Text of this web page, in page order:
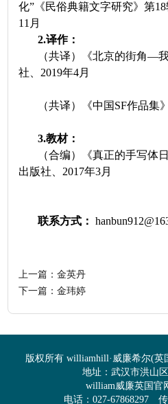
化” 《民俗典籍文字研究》第
11月
2.译作：
（共译）《北京的街角—我
社、2019年4月
（共译）《中国SF作品集
3.教材：
（合编）《真正的手写体
出版社、 2017年3月
联系方式：
上一篇：金英丹
下一篇：金玮婷
版权所有 williamhill·威廉希尔(英
地址：武汉市洪山
william威廉英国官
电话：027-67868297 传